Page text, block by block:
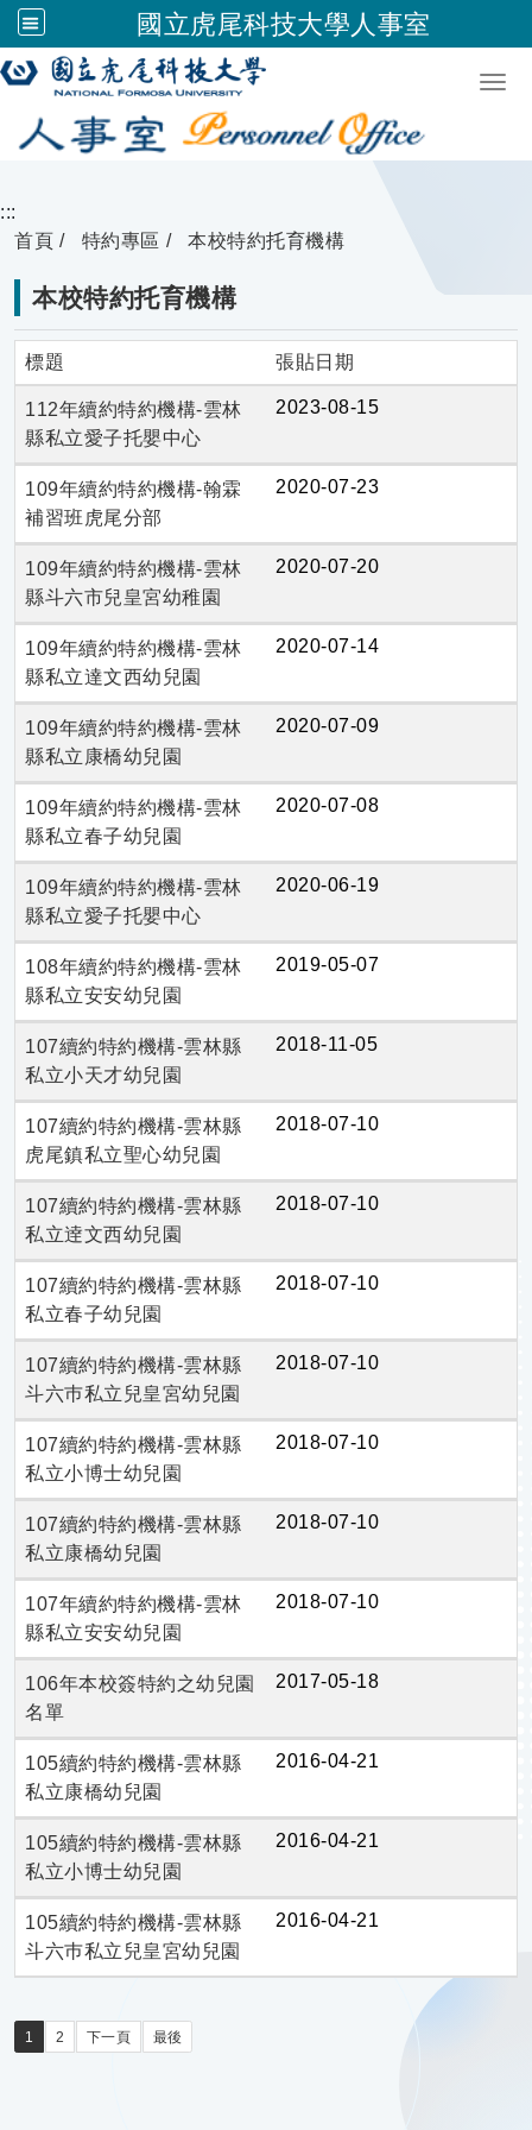
國立虎尾科技大學人事室
跳到主要內容
:::
首頁
特約專區 本校特約托育機構
本校特約托育機構
標題 張貼日期
112年續約特約機構-雲林
縣私立愛子托嬰中心
2023-08-15
109年續約特約機構-翰霖
補習班虎尾分部
2020-07-23
109年續約特約機構-雲林
縣斗六市兒皇宮幼稚園
2020-07-20
109年續約特約機構-雲林
縣私立達文西幼兒園
2020-07-14
109年續約特約機構-雲林
縣私立康橋幼兒園
2020-07-09
109年續約特約機構-雲林
縣私立春子幼兒園
2020-07-08
109年續約特約機構-雲林
縣私立愛子托嬰中心
2020-06-19
108年續約特約機構-雲林
縣私立安安幼兒園
2019-05-07
107續約特約機構-雲林縣
私立小天才幼兒園
2018-11-05
107續約特約機構-雲林縣
虎尾鎮私立聖心幼兒園
2018-07-10
107續約特約機構-雲林縣
私立逹文西幼兒園
2018-07-10
107續約特約機構-雲林縣
私立春子幼兒園
2018-07-10
107續約特約機構-雲林縣
斗六巿私立兒皇宮幼兒園
2018-07-10
107續約特約機構-雲林縣
私立小博士幼兒園
2018-07-10
107續約特約機構-雲林縣
私立康橋幼兒園
2018-07-10
107年續約特約機構-雲林
縣私立安安幼兒園
2018-07-10
106年本校簽特約之幼兒園
名單
2017-05-18
105續約特約機構-雲林縣
私立康橋幼兒園
2016-04-21
105續約特約機構-雲林縣
私立小博士幼兒園
2016-04-21
105續約特約機構-雲林縣
斗六巿私立兒皇宮幼兒園
2016-04-21
1 2 下一頁 最後